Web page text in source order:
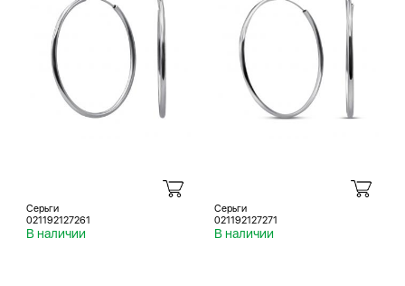
Серьги
021192127261
В наличии
Серьги
021192127271
В наличии